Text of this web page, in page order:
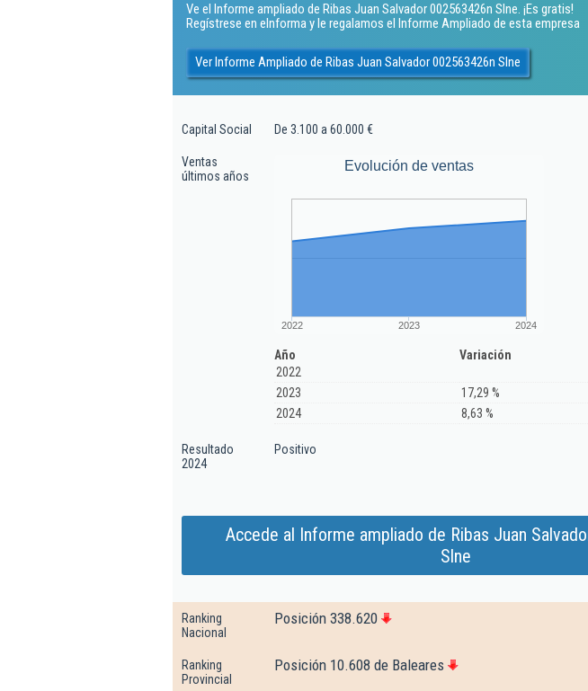
Ve el Informe ampliado de Ribas Juan Salvador 002563426n Slne. ¡Es gratis!
Regístrese en eInforma y le regalamos el Informe Ampliado de esta empresa
Ver Informe Ampliado de Ribas Juan Salvador 002563426n Slne
Capital Social De 3.100 a 60.000 €
Ventas
últimos años
Evolución de ventas
2022 2023 2024
Año
Variación
2022
2023
17,29 %
2024
8,63 %
Resultado
2024
Positivo
Accede al Informe ampliado de Ribas Juan
Slne
Ranking
Nacional
Posición 338.620
Ranking
Provincial
Posición 10.608 de Baleares